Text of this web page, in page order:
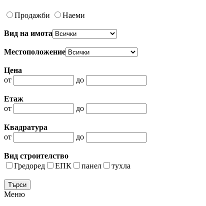
Продажби Наеми
Вид на имота
Местоположение
Цена
от
до
Етаж
от
до
Квадратура
от
до
Вид строителство
Гредоред
ЕПК панел тухла
Меню